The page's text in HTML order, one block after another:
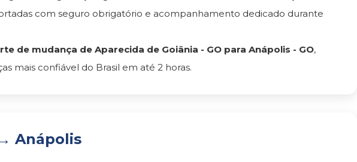
com seguro obrigatório e acompanhamento dedicado durante
de mudança de Aparecida de Goiânia - GO para Anápolis - GO,
mais confiável do Brasil em até 2 horas.
Anápolis